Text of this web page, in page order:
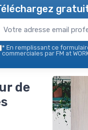
* En remplissant ce
commerciales par FM at
de